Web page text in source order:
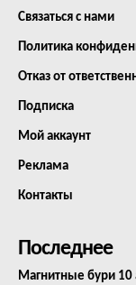
Связаться с нами
Политика
Отказ от
Подписка
Мой аккаунт
Реклама
Контакты
Последнее
Магнитные бури 10